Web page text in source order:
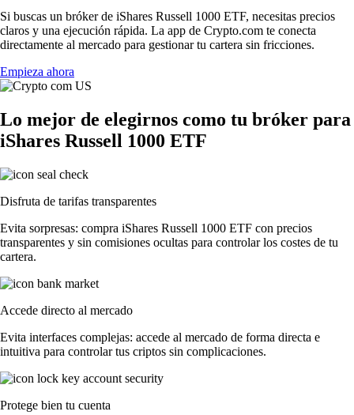
Si buscas un bróker de iShares Russell 1000 ETF, necesitas precios
claros y una ejecución rápida. La app de Crypto.com te conecta
directamente al mercado para gestionar tu cartera sin fricciones.
Empieza ahora
Lo mejor de elegirnos como tu bróker para
iShares Russell 1000 ETF
Disfruta de tarifas transparentes
Evita sorpresas: compra iShares Russell 1000 ETF con precios
transparentes y sin comisiones ocultas para controlar los costes de tu
cartera.
Accede directo al mercado
Evita interfaces complejas: accede al mercado de forma directa e
intuitiva para controlar tus criptos sin complicaciones.
Protege bien tu cuenta